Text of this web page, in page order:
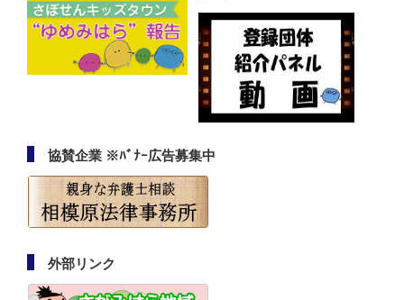
協賛企業 ※ﾊﾞﾅｰ広告募集中
外部リンク